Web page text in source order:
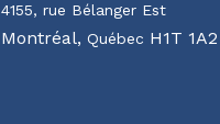
4155, rue Bélanger Est
Montréal, Québec H1T 1A2